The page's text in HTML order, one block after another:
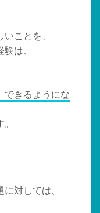
ことを、
は、
できるようにな
対しては、